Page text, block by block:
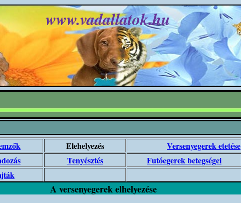
www.vadallatok.hu
Elehelyezés
Versenyegerek etetése
Tenyésztés
Futóegerek betegségei
A versenyegerek elhelyezése